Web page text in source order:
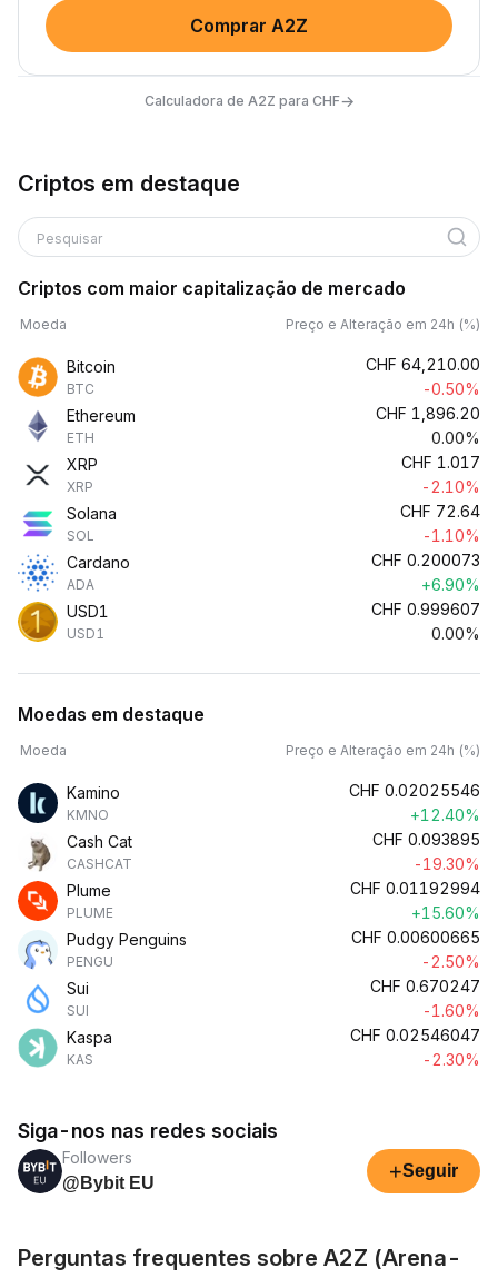
Comprar A2Z
Calculadora de A2Z para CHF→
Criptos em destaque
Pesquisar
Criptos com maior capitalização de mercado
Moeda Preço e Alteração em 24h (%)
Bitcoin
BTC
CHF 64,210.00
-0.50%
Ethereum
ETH
CHF 1,896.20
0.00%
XRP
XRP
CHF 1.017
-2.10%
Solana
SOL
CHF 72.64
-1.10%
Cardano
ADA
CHF 0.200073
+6.90%
USD1
USD1
CHF 0.999607
0.00%
Moedas em destaque
Moeda Preço e Alteração em 24h (%)
Kamino
KMNO
CHF 0.02025546
+12.40%
Cash Cat
CASHCAT
CHF 0.093895
-19.30%
Plume
PLUME
CHF 0.01192994
+15.60%
Pudgy Penguins
PENGU
CHF 0.00600665
-2.50%
Sui
SUI
CHF 0.670247
-1.60%
Kaspa
KAS
CHF 0.02546047
-2.30%
Siga-nos nas redes sociais
Followers
@Bybit EU
+Seguir
Perguntas frequentes sobre A2Z (Arena-